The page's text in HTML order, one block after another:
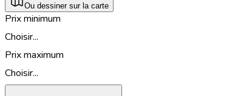
Ou dessiner sur la carte
Prix minimum
Choisir...
Prix maximum
Choisir...